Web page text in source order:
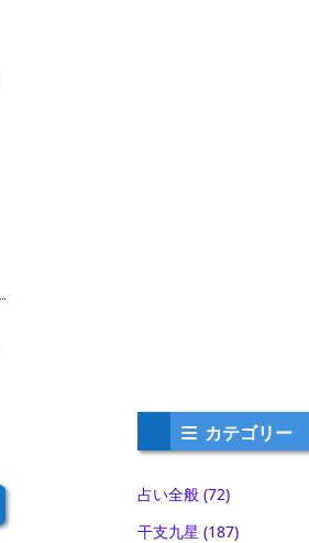
カテゴリー
占い全般 (72)
干支九星 (187)